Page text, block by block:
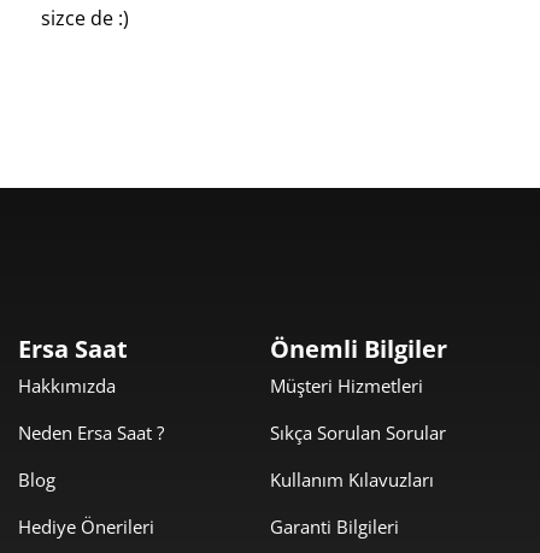
sizce de :)
Ersa Saat
Hakkımızda
Neden Ersa Saat ?
Blog
Hediye Önerileri
Önemli Bilgiler
Müşteri Hizmetleri
Sıkça Sorulan Sorular
Kullanım Kılavuzları
Garanti Bilgileri